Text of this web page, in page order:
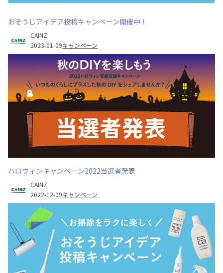
おそうじアイデア投稿キャンペーン開催中！
CAINZ
2023-01-09キャンペーン
ハロウィンキャンペーン2022当選者発表
CAINZ
2022-12-09キャンペーン